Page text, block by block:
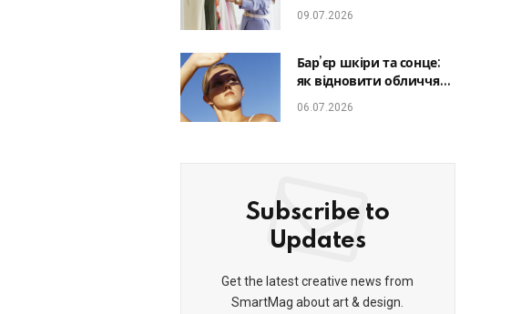
лайфхак, який зробить
09.07.2026
Бар’єр шкіри та сонце:
як відновити обличчя
після відпустки та
06.07.2026
Subscribe to
Updates
Get the latest creative news from
SmartMag about art & design.